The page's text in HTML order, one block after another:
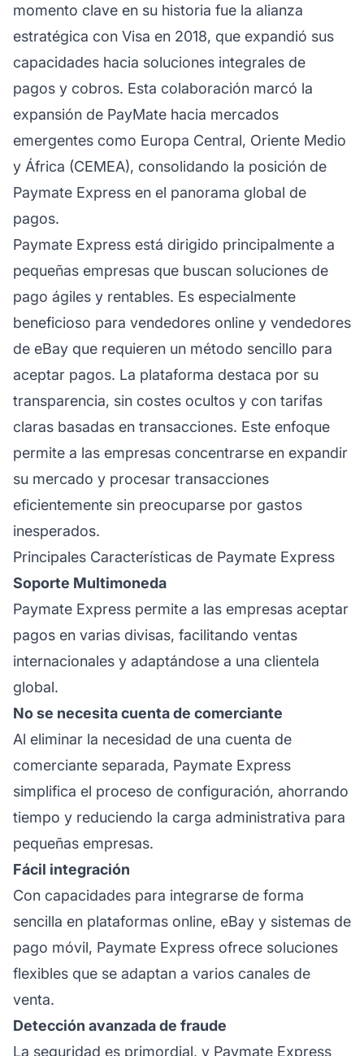
momento clave en su historia fue la alianza
estratégica con Visa en 2018, que expandió sus
capacidades hacia soluciones integrales de
pagos y cobros. Esta colaboración marcó la
expansión de PayMate hacia mercados
emergentes como Europa Central, Oriente Medio
y África (CEMEA), consolidando la posición de
Paymate Express en el panorama global de
pagos.
Paymate Express está dirigido principalmente a
pequeñas empresas que buscan soluciones de
pago ágiles y rentables. Es especialmente
beneficioso para vendedores online y vendedores
de eBay que requieren un método sencillo para
aceptar pagos. La plataforma destaca por su
transparencia, sin costes ocultos y con tarifas
claras basadas en transacciones. Este enfoque
permite a las empresas concentrarse en expandir
su mercado y procesar transacciones
eficientemente sin preocuparse por gastos
inesperados.
Principales Características de Paymate Express
Soporte Multimoneda
Paymate Express permite a las empresas aceptar
pagos en varias divisas, facilitando ventas
internacionales y adaptándose a una clientela
global.
No se necesita cuenta de comerciante
Al eliminar la necesidad de una cuenta de
comerciante separada, Paymate Express
simplifica el proceso de configuración, ahorrando
tiempo y reduciendo la carga administrativa para
pequeñas empresas.
Fácil integración
Con capacidades para integrarse de forma
sencilla en plataformas online, eBay y sistemas de
pago móvil, Paymate Express ofrece soluciones
flexibles que se adaptan a varios canales de
venta.
Detección avanzada de fraude
La seguridad es primordial, y Paymate Express